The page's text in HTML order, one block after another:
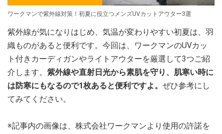
ワークマンで紫外線対策！初夏に役立つメンズUVカットアウター3選
紫外線が気になりはじめ、気温が変わりやすい初夏は、羽
織ものがあると便利です。今回は、ワークマンのUVカッ
ト付きカーディガンやライトアウターを厳選して3つご紹
介します。 紫外線や直射日光から素肌を守り、肌寒い時に
は防寒にもなるので1枚あると便利ですよ。 ぜひ参考にし
てみてください。
※記事内の画像は、株式会社ワークマンより使用の許諾を